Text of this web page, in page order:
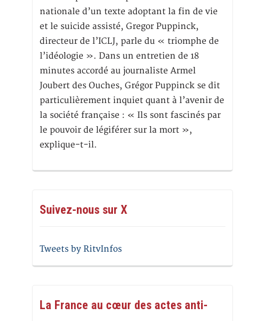
nationale d’un texte adoptant la fin de vie
et le suicide assisté, Gregor Puppinck,
directeur de l’ICLJ, parle du « triomphe de
l’idéologie ». Dans un entretien de 18
minutes accordé au journaliste Armel
Joubert des Ouches, Grégor Puppinck se dit
particulièrement inquiet quant à l’avenir de
la société française : « Ils sont fascinés par
le pouvoir de légiférer sur la mort »,
explique-t-il.
Suivez-nous sur X
Tweets by RitvInfos
La France au cœur des actes anti-